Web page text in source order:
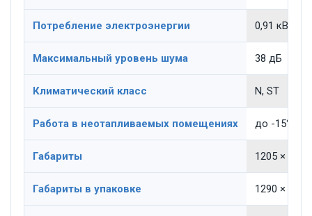
Потребление электроэнергии 0,91 кВт в
Максимальный уровень шума 38 дБ
Климатический класс N, ST
Работа в неотапливаемых помещениях до -15°C
Габариты 1205 × 665
Габариты в упаковке 1290 × 720